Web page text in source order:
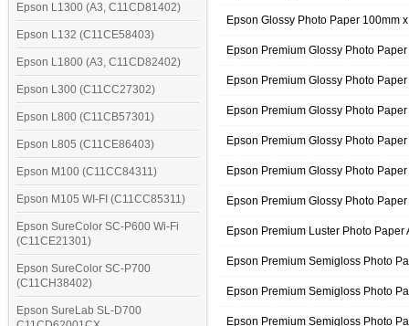
Epson L1300 (A3, C11CD81402)
Epson L132 (C11CE58403)
Epson L1800 (A3, C11CD82402)
Epson L300 (C11CC27302)
Epson L800 (C11CB57301)
Epson L805 (C11CE86403)
Epson M100 (C11CC84311)
Epson M105 WI-FI (C11CC85311)
Epson SureColor SC-P600 Wi-Fi
(C11CE21301)
Epson SureColor SC-P700
(C11CH38402)
Epson SureLab SL-D700
Epson Glossy Photo Paper 100mm
Epson Premium Glossy Photo
Epson Premium Glossy Photo
Epson Premium Glossy Photo
Epson Premium Glossy Photo
Epson Premium Glossy Photo
Epson Premium Glossy Photo
Epson Premium Luster Photo
Epson Premium Semigloss Photo
Epson Premium Semigloss Photo
Epson Premium Semigloss Photo